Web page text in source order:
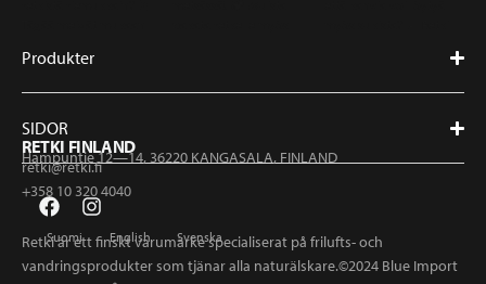
Produkter
SIDOR
RETKI FINLAND
Hampuntie 12—14, 36220 KANGASALA, FINLAND
retki@retki.fi
+358 10 320 4040
Suomi English Svenska
Retki är ett finskt varumärke specialiserat på frilufts- och
vandringsprodukter som tjänar alla naturälskare.©2024 Blue Import